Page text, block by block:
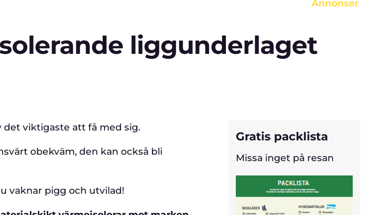
Annonser
liggunderlaget
det viktigaste att få med sig.
obekväm, den kan också bli
vaknar pigg och utvilad!
Gratis packlista
Missa inget på resan